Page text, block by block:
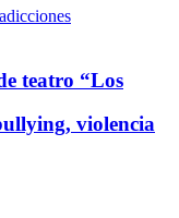
teatro “Los
violencia